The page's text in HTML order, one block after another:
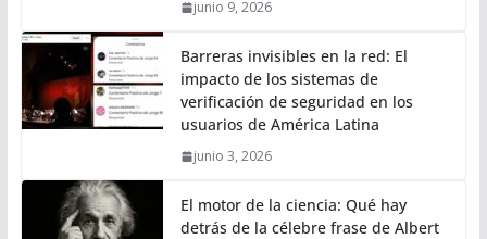
junio 9, 2026
Barreras invisibles en la red: El
impacto de los sistemas de
verificación de seguridad en los
usuarios de América Latina
junio 3, 2026
El motor de la ciencia: Qué hay
detrás de la célebre frase de Albert